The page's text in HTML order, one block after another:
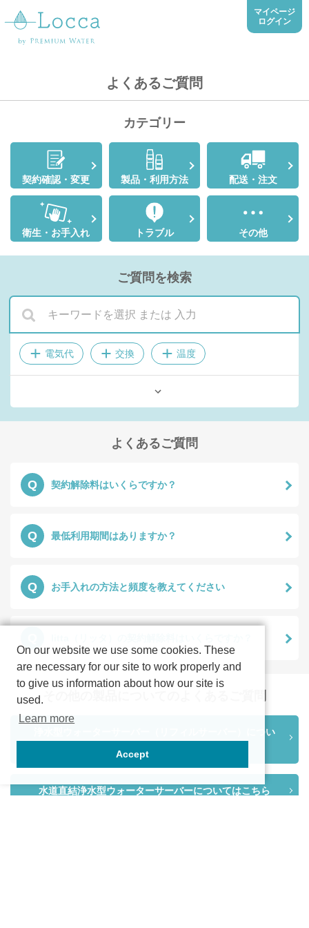
マイページ
ログイン
よくあるご質問
カテゴリー
契約確認・変更 製品・利用方法 配送・注文
衛生・お手入れ トラブル その他
ご質問を検索
電気代 交換 温度
設置方法 配送
乗り換えキャッシュバック
よくあるご質問
Q 契約解除料はいくらですか？
Q 最低利用期間はありますか？
Q お手入れの方法と頻度を教えてください
浄水型ウォーターサーバー（リフィルサーバー）につい
水道直結浄水型ウォーターサーバーについてはこちら
On our website we use some cookies. These
are necessary for our site to work properly and
to give us information about how our site is
used.
Learn more
Accept